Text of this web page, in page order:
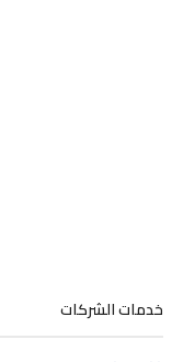
خدمات الشركات